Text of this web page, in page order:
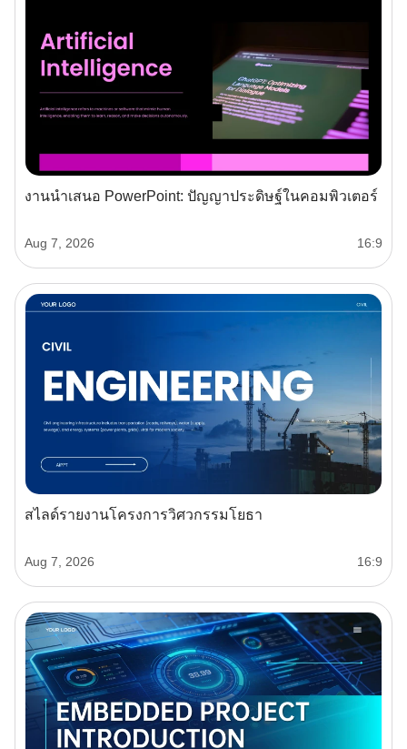
งานนำเสนอ PowerPoint: ปัญญาประดิษฐ์ในคอมพิวเตอร์
Aug 7, 2026 16:9
สไลด์รายงานโครงการวิศวกรรมโยธา
Aug 7, 2026 16:9